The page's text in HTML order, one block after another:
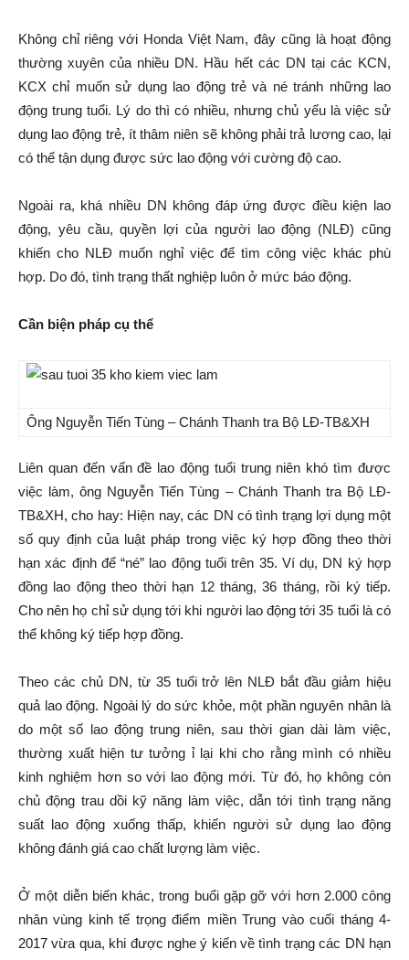
Không chỉ riêng với Honda Việt Nam, đây cũng là hoạt động
thường xuyên của nhiều DN. Hầu hết các DN tại các KCN,
KCX chỉ muốn sử dụng lao động trẻ và né tránh những lao
động trung tuổi. Lý do thì có nhiều, nhưng chủ yếu là việc sử
dụng lao động trẻ, ít thâm niên sẽ không phải trả lương cao, lại
có thể tận dụng được sức lao động với cường độ cao.
Ngoài ra, khá nhiều DN không đáp ứng được điều kiện lao
động, yêu cầu, quyền lợi của người lao động (NLĐ) cũng
khiến cho NLĐ muốn nghỉ việc để tìm công việc khác phù
hợp. Do đó, tình trạng thất nghiệp luôn ở mức báo động.
Cần biện pháp cụ thể
Ông Nguyễn Tiến Tùng – Chánh Thanh tra Bộ LĐ-TB&XH
Liên quan đến vấn đề lao động tuổi trung niên khó tìm được
việc làm, ông Nguyễn Tiến Tùng – Chánh Thanh tra Bộ LĐ-
TB&XH, cho hay: Hiện nay, các DN có tình trạng lợi dụng một
số quy định của luật pháp trong việc ký hợp đồng theo thời
hạn xác định để “né” lao động tuổi trên 35. Ví dụ, DN ký hợp
đồng lao động theo thời hạn 12 tháng, 36 tháng, rồi ký tiếp.
Cho nên họ chỉ sử dụng tới khi người lao động tới 35 tuổi là có
thể không ký tiếp hợp đồng.
Theo các chủ DN, từ 35 tuổi trở lên NLĐ bắt đầu giảm hiệu
quả lao động. Ngoài lý do sức khỏe, một phần nguyên nhân là
do một số lao động trung niên, sau thời gian dài làm việc,
thường xuất hiện tư tưởng ỉ lại khi cho rằng mình có nhiều
kinh nghiệm hơn so với lao động mới. Từ đó, họ không còn
chủ động trau dồi kỹ năng làm việc, dẫn tới tình trạng năng
suất lao động xuống thấp, khiến người sử dụng lao động
không đánh giá cao chất lượng làm việc.
Ở một diễn biến khác, trong buổi gặp gỡ với hơn 2.000 công
nhân vùng kinh tế trọng điểm miền Trung vào cuối tháng 4-
2017 vừa qua, khi được nghe ý kiến về tình trạng các DN hạn